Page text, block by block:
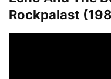
Rockpalast